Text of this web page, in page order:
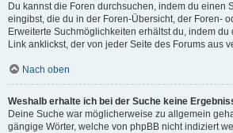
Du kannst die Foren durchsuchen, indem du einen
eingibst, die du in der Foren-Übersicht, der Foren-
Erweiterte Suchmöglichkeiten erhältst du, indem du
Link anklickst, der von jeder Seite des Forums aus
Nach oben
Weshalb erhalte ich bei der Suche keine
Deine Suche war möglicherweise zu allgemein
gängige Wörter, welche von phpBB nicht indiziert